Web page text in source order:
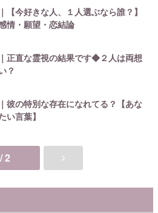
【今好きな人、１人選ぶなら誰？】
情・願望・恋結論
正直な霊視の結果です◆２人は両想
？
彼の特別な存在になれてる？【あな
い言葉】
2